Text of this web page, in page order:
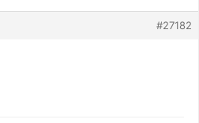
#27182